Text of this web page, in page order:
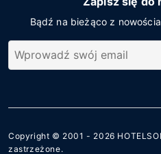
Bądź na bieżąco z
Copyright © 2001 - 2026
zastrzeżone.